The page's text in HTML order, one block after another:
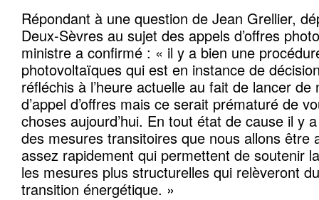
Répondant à une question de Jean Grellier,
Deux-Sèvres au sujet des appels d’offres
ministre a confirmé : « il y a bien une
photovoltaïques qui est en instance de
réfléchis à l’heure actuelle au fait de lancer
d’appel d’offres mais ce serait prématuré de
choses aujourd’hui. En tout état de cause il y
des mesures transitoires que nous allons être
assez rapidement qui permettent de soutenir
les mesures plus structurelles qui relèveront
transition énergétique. »